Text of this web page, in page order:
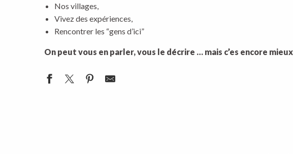
Nos villages,
Vivez des expériences,
Rencontrer les “gens d’ici”
On peut vous en parler, vous le décrire … mais c’es encore